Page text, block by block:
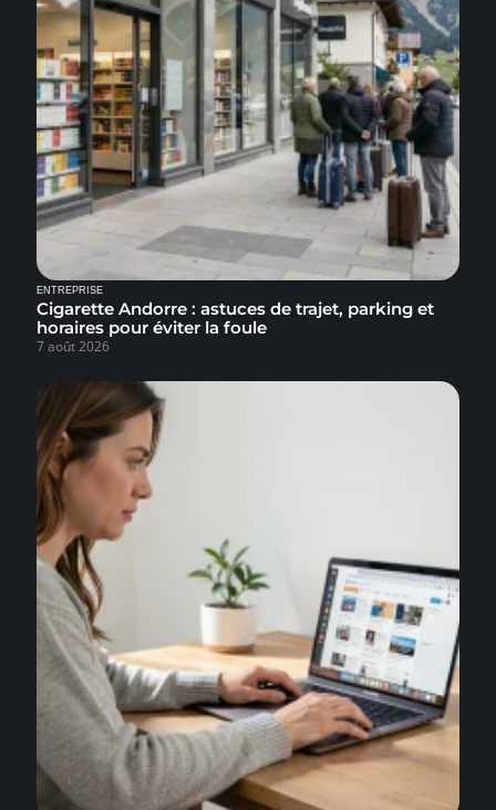
ENTREPRISE
Cigarette Andorre : astuces de trajet, parking et
horaires pour éviter la foule
7 août 2026